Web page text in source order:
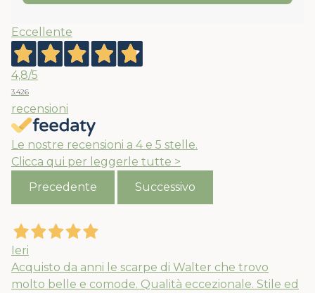
Eccellente
4,8/5
3.426
recensioni
Le nostre recensioni a 4 e 5 stelle.
Clicca qui per leggerle tutte >
Precedente
Successivo
Ieri
Acquisto da anni le scarpe di Walter che trovo
molto belle e comode. Qualità eccezionale. Stile ed